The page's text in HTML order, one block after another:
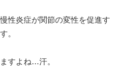
性炎症が関節の変性を促進す
。
すよね…汗。